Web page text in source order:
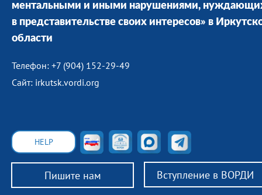
ментальными и иными нарушениями,
в представительстве своих интересов» в
области
Телефон: +7 (904) 152-29-49
Сайт: irkutsk.vordi.org
Пишите нам Вступление в ВОРДИ
HELP